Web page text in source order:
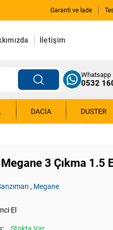
Garanti ve İade
İletişim
Whatsapp
0532
DACIA DUSTER
3 Çıkma 1.5
, Megane
El